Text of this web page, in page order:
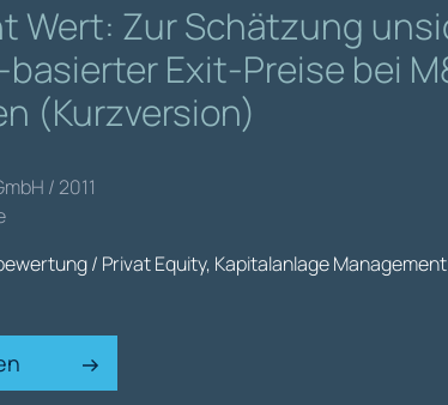
Wert: Zur Schätzung
Exit-Preise bei
(Kurzversion)
/ 2011
/ Privat Equity, Kapitalanlage